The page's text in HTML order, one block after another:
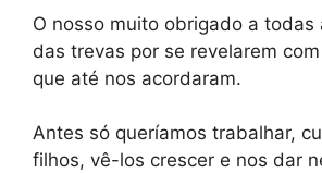
O nosso muito obrigado a todas
das trevas por se revelarem
que até nos acordaram.
Antes só queríamos trabalhar,
filhos, vê-los crescer e nos dar